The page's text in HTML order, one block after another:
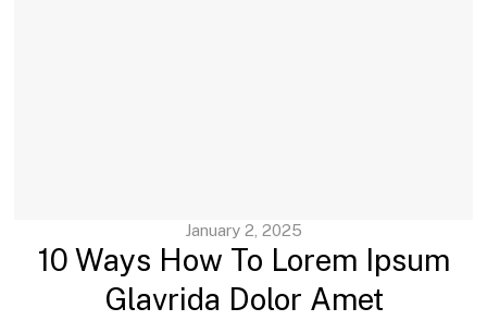
January 2, 2025
10 Ways How To Lorem Ipsum
Glavrida Dolor Amet